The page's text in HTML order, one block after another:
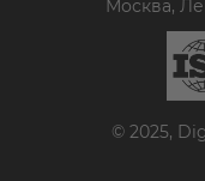
Москва,
© 2025,